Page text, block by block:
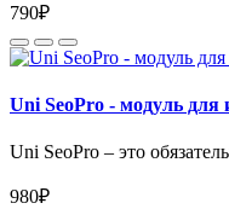
790₽
Uni SeoPro - модуль для
Uni SeoPro – это
980₽